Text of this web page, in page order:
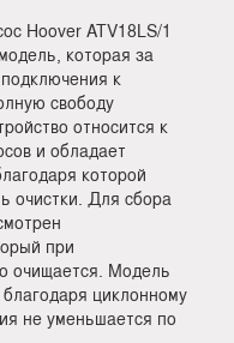
Hoover ATV18LS/1
которая за
к
свободу
относится к
и обладает
которой
очистки. Для сбора
при
очищается. Модель
циклонному
не уменьшается по